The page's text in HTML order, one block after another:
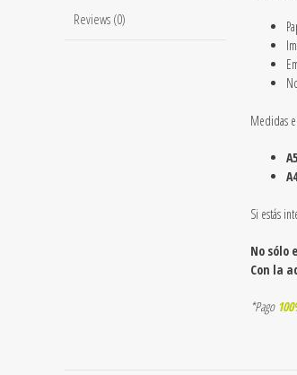
Reviews (0)
Medidas
A5
A4
Si estás
No sólo
Con la
*Pago